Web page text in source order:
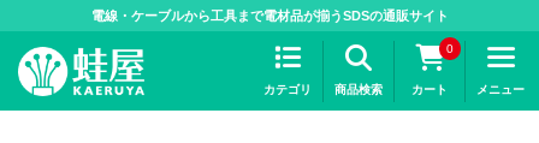
電線・ケーブルから工具まで電材品が揃うSDSの通販サイト
カテゴリ 商品検索
0
カート メニュー